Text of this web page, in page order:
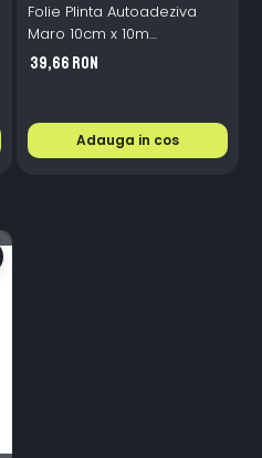
Folie Plinta Autoadeziva
Maro 10cm x 10m
Impermeabila Perete Scari
39,66 RON
Adauga in cos